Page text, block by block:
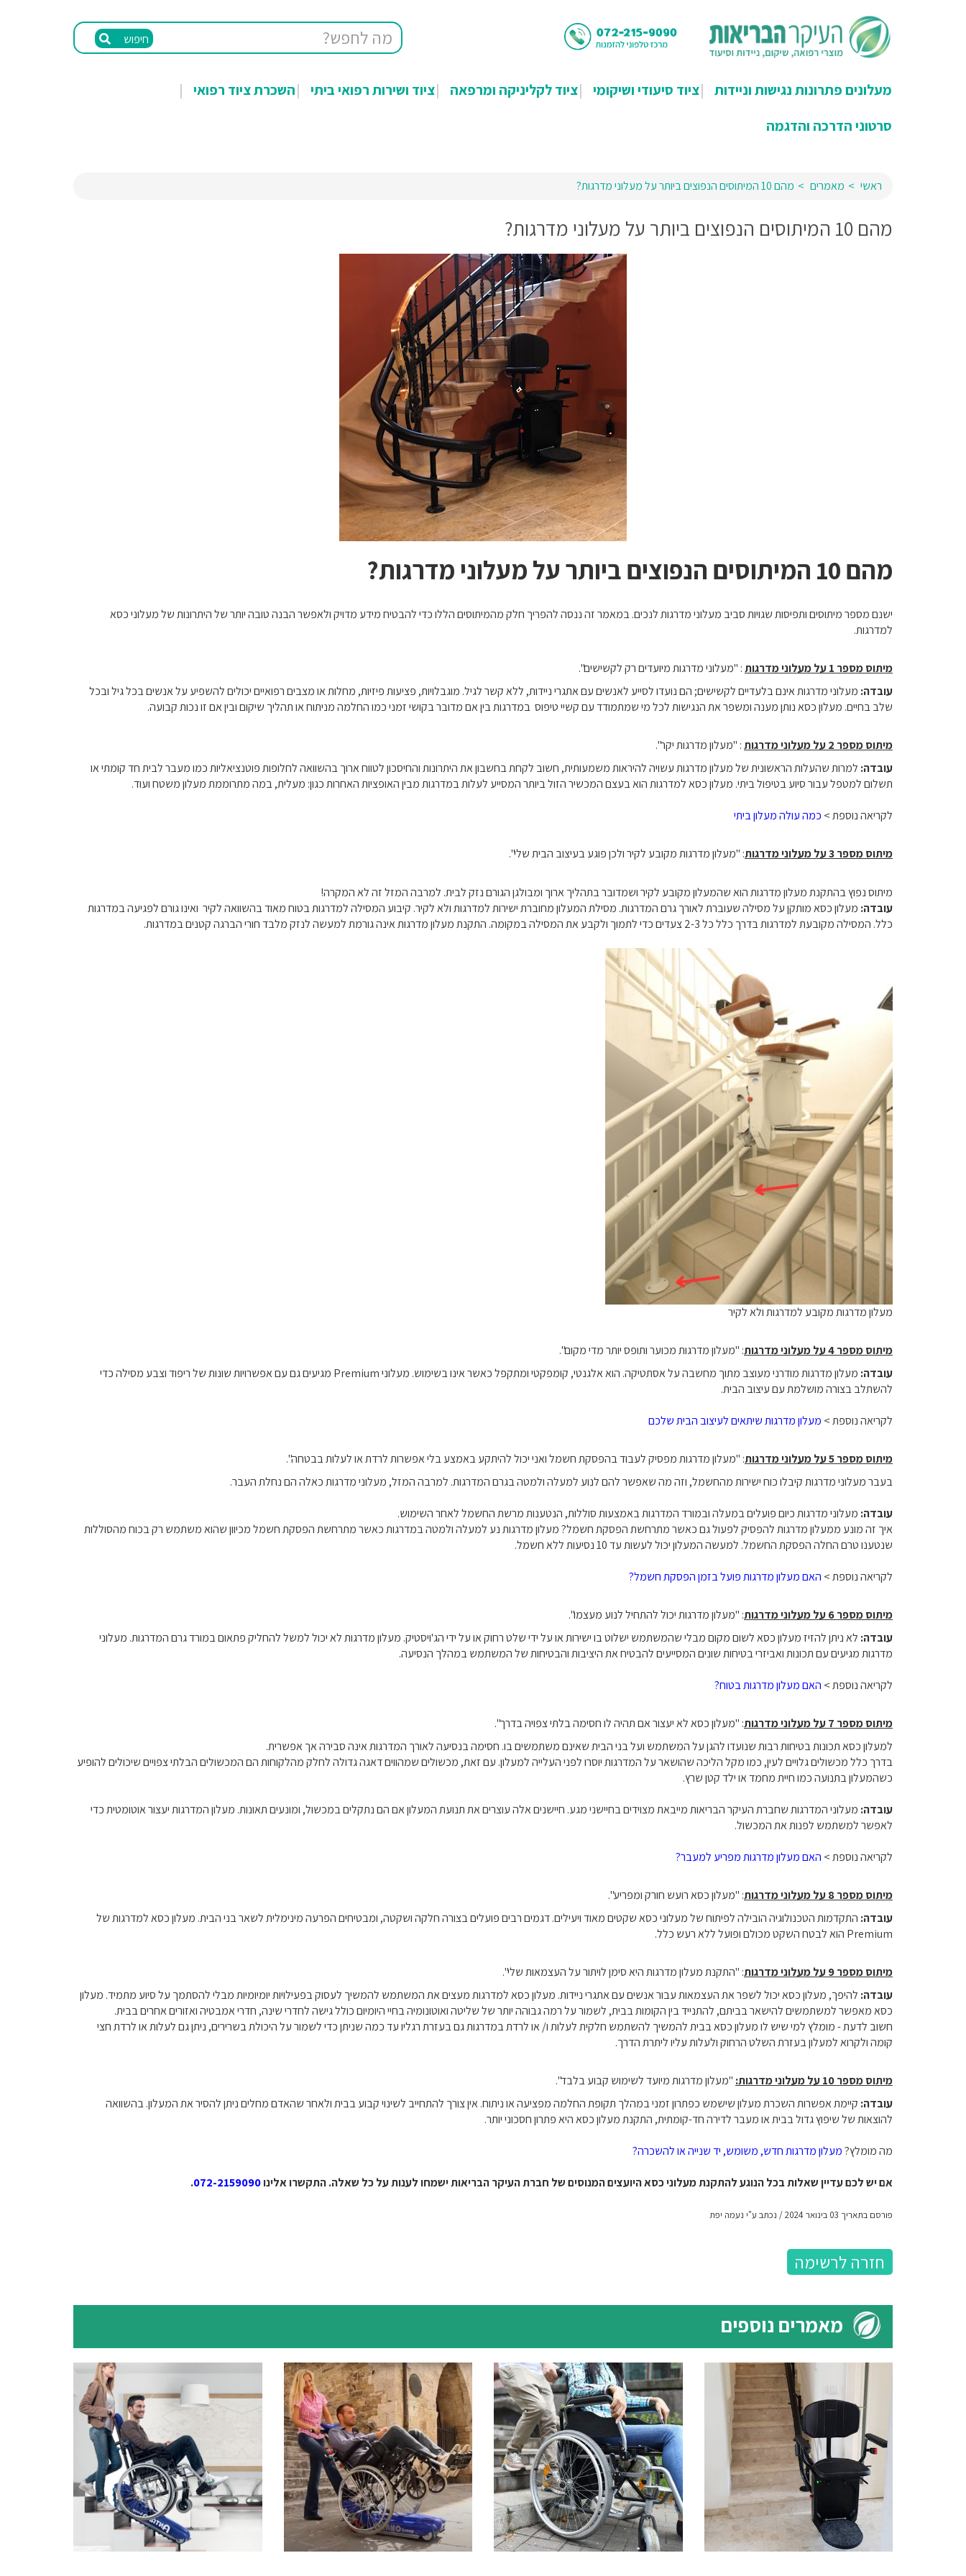
חיפוש
מעלונים פתרונות נגישות וניידות ציוד סיעודי ושיקומי ציוד לקליניקה ומרפאה ציוד ושירות רפואי ביתי
השכרת ציוד רפואי
סרטוני הדרכה והדגמה
ראשי מאמרים מהם 10 המיתוסים הנפוצים ביותר על מעלוני מדרגות?
מהם 10 המיתוסים הנפוצים ביותר על מעלוני מדרגות?
מהם 10 המיתוסים הנפוצים ביותר על מעלוני מדרגות?
ישנם מספר מיתוסים ותפיסות שגויות סביב מעלוני מדרגות לנכים. במאמר זה ננסה להפריך חלק מהמיתוסים הללו כדי להבטיח מידע מדויק ולאפשר הבנה טובה יותר של היתרונות של מעלוני כסא
למדרגות.
מיתוס מספר 1 על מעלוני מדרגות
: "מעלוני מדרגות מיועדים רק לקשישים".
עובדה: מעלוני מדרגות אינם בלעדיים לקשישים; הם נועדו לסייע לאנשים עם אתגרי ניידות, ללא קשר לגיל. מוגבלויות, פציעות פיזיות, מחלות או מצבים רפואיים יכולים להשפיע על אנשים בכל גיל ובכל
שלב בחיים. מעלון כסא נותן מענה ומשפר את הנגישות לכל מי שמתמודד עם קשיי טיפוס במדרגות בין אם מדובר בקושי זמני כמו החלמה מניתוח או תהליך שיקום ובין אם זו נכות קבועה.
מיתוס מספר 2 על מעלוני מדרגות
: "מעלון מדרגות יקר".
עובדה: למרות שהעלות הראשונית של מעלון מדרגות עשויה להיראות משמעותית, חשוב לקחת בחשבון את היתרונות והחיסכון לטווח ארוך בהשוואה לחלופות פוטנציאליות כמו מעבר לבית חד קומתי או
תשלום למטפל עבור סיוע בטיפול ביתי. מעלון כסא למדרגות הוא בעצם המכשיר הזול ביותר המסייע לעלות במדרגות מבין האופציות האחרות כגון: מעלית, במה מתרוממת מעלון משטח ועוד.
לקריאה נוספת > כמה עולה מעלון ביתי
מיתוס מספר 3 על מעלוני מדרגות : "מעלון מדרגות מקובע לקיר ולכן פוגע בעיצוב הבית שלי".
מיתוס נפוץ בהתקנת מעלון מדרגות הוא שהמעלון מקובע לקיר ושמדובר בתהליך ארוך ומבולגן הגורם נזק לבית. למרבה המזל זה לא המקרה!
עובדה: מעלון כסא מותקן על מסילה שעוברת לאורך גרם המדרגות. מסילת המעלון מחוברת ישירות למדרגות ולא לקיר. קיבוע המסילה למדרגות בטוח מאוד בהשוואה לקיר ואינו גורם לפגיעה במדרגות
כלל. המסילה מקובעת למדרגות בדרך כלל כל 2-3 צעדים כדי לתמוך ולקבע את המסילה במקומה. התקנת מעלון מדרגות אינה גורמת למעשה לנזק מלבד חורי הברגה קטנים במדרגות.
מעלון מדרגות מקובע למדרגות ולא לקיר
מיתוס מספר 4 על מעלוני מדרגות
: "מעלון מדרגות מכוער ותופס יותר מדי מקום".
עובדה: מעלון מדרגות מודרני מעוצב מתוך מחשבה על אסתטיקה. הוא אלגנטי, קומפקטי ומתקפל כאשר אינו בשימוש. מעלוניPremium מגיעים גם עם אפשרויות שונות של ריפוד וצבע מסילה כדי
להשתלב בצורה מושלמת עם עיצוב הבית.
לקריאה נוספת > מעלון מדרגות שיתאים לעיצוב הבית שלכם
מיתוס מספר 5 על מעלוני מדרגות
: "מעלון מדרגות מפסיק לעבוד בהפסקת חשמל ואני יכול להיתקע באמצע בלי אפשרות לרדת או לעלות בבטחה".
בעבר מעלוני מדרגות קיבלו כוח ישירות מהחשמל, וזה מה שאפשר להם לנוע למעלה ולמטה בגרם המדרגות. למרבה המזל, מעלוני מדרגות כאלה הם נחלת העבר.
עובדה: מעלוני מדרגות כיום פועלים במעלה ובמורד המדרגות באמצעות סוללות, הנטענות מרשת החשמל לאחר השימוש.
איך זה מונע ממעלון מדרגות להפסיק לפעול גם כאשר מתרחשת הפסקת חשמל? מעלון מדרגות נע למעלה ולמטה במדרגות כאשר מתרחשת הפסקת חשמל מכיוון שהוא משתמש רק בכוח מהסוללות
שנטענו טרם החלה הפסקת החשמל. למעשה המעלון יכול לעשות עד 10 נסיעות ללא חשמל.
לקריאה נוספת > האם מעלון מדרגות פועל בזמן הפסקת חשמל?
מיתוס מספר 6 על מעלוני מדרגות
: "מעלון מדרגות יכול להתחיל לנוע מעצמו".
עובדה: לא ניתן להזיז מעלון כסא לשום מקום מבלי שהמשתמש ישלוט בו ישירות או על ידי שלט רחוק או על ידי הג'ויסטיק. מעלון מדרגות לא יכול למשל להחליק פתאום במורד גרם המדרגות. מעלוני
מדרגות מגיעים עם תכונות ואביזרי בטיחות שונים המסייעים להבטיח את היציבות והבטיחות של המשתמש במהלך הנסיעה.
לקריאה נוספת > האם מעלון מדרגות בטוח?
מיתוס מספר 7 על מעלוני מדרגות
: "מעלון כסא לא יעצור אם תהיה לו חסימה בלתי צפויה בדרך".
למעלון כסא תכונות בטיחות רבות שנועדו להגן על המשתמש ועל בני הבית שאינם משתמשים בו. חסימה בנסיעה לאורך המדרגות אינה סבירה אך אפשרית.
בדרך כלל מכשולים גלויים לעין, כמו מקל הליכה שהושאר על המדרגות יוסרו לפני העלייה למעלון. עם זאת, מכשולים שמהווים דאגה גדולה לחלק מהלקוחות הם המכשולים הבלתי צפויים שיכולים להופיע
כשהמעלון בתנועה כמו חיית מחמד או ילד קטן שרץ.
עובדה: מעלוני המדרגות שחברת העיקר הבריאות מייבאת מצוידים בחיישני מגע. חיישנים אלה עוצרים את תנועת המעלון אם הם נתקלים במכשול, ומונעים תאונות. מעלון המדרגות יעצור אוטומטית כדי
לאפשר למשתמש לפנות את המכשול.
לקריאה נוספת > האם מעלון מדרגות מפריע למעבר?
מיתוס מספר 8 על מעלוני מדרגות
: "מעלון כסא רועש חורק ומפריע".
עובדה: התקדמות הטכנולוגיה הובילה לפיתוח של מעלוני כסא שקטים מאוד ויעילים. דגמים רבים פועלים בצורה חלקה ושקטה, ומבטיחים הפרעה מינימלית לשאר בני הבית. מעלון כסא למדרגות של
Premium הוא לבטח השקט מכולם ופועל ללא רעש כלל.
מיתוס מספר 9 על מעלוני מדרגות
: "התקנת מעלון מדרגות היא סימן לויתור על העצמאות שלי".
עובדה: להיפך, מעלון כסא יכול לשפר את העצמאות עבור אנשים עם אתגרי ניידות. מעלון כסא למדרגות מעצים את המשתמש להמשיך לעסוק בפעילויות יומיומיות מבלי להסתמך על סיוע מתמיד. מעלון
כסא מאפשר למשתמשים להישאר בביתם, להתנייד בין הקומות בבית, לשמור על רמה גבוהה יותר של שליטה ואוטונומיה בחיי היומיום כולל גישה לחדרי שינה, חדרי אמבטיה ואזורים אחרים בבית.
חשוב לדעת - מומלץ למי שיש לו מעלון כסא בבית להמשיך להשתמש חלקית לעלות ו/ או לרדת במדרגות גם בעזרת רגליו עד כמה שניתן כדי לשמור על היכולת בשרירים, ניתן גם לעלות או לרדת חצי
קומה ולקרוא למעלון בעזרת השלט הרחוק ולעלות עליו ליתרת הדרך.
מיתוס מספר 10 על מעלוני מדרגות:
"מעלון מדרגות מיועד לשימוש קבוע בלבד".
עובדה: קיימת אפשרות השכרת מעלון שישמש כפתרון זמני במהלך תקופת החלמה מפציעה או ניתוח. אין צורך להתחייב לשינוי קבוע בבית ולאחר שהאדם מחלים ניתן להסיר את המעלון. בהשוואה
להוצאות של שיפוץ גדול בבית או מעבר לדירה חד-קומתית, התקנת מעלון כסא היא פתרון חסכוני יותר.
מה מומלץ?מעלון מדרגות חדש, משומש, יד שנייה או להשכרה?
אם יש לכם עדיין שאלות בכל הנוגע להתקנת מעלוני כסא היועצים המנוסים של חברת העיקר הבריאות ישמחו לענות על כל שאלה. התקשרו אלינו072-2159090
.
פורסם בתאריך 03 בינואר 2024 / נכתב ע"י נעמה יפת
חזרה לרשימה
מאמרים נוספים